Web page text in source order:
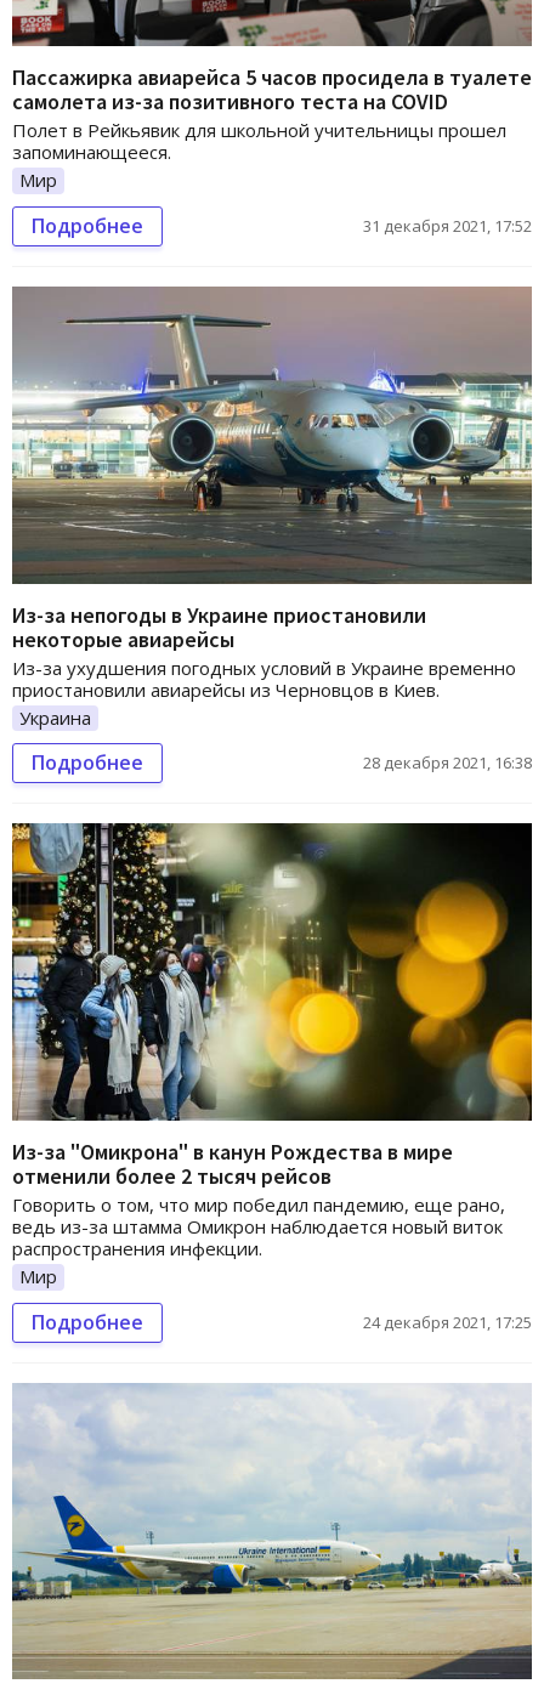
Пассажирка авиарейса 5 часов просидела в туалете
самолета из-за позитивного теста на COVID
Полет в Рейкьявик для школьной учительницы прошел
запоминающееся.
Мир
Подробнее 31 декабря 2021, 17:52
Из-за непогоды в Украине приостановили
некоторые авиарейсы
Из-за ухудшения погодных условий в Украине временно
приостановили авиарейсы из Черновцов в Киев.
Украина
Подробнее 28 декабря 2021, 16:38
Из-за "Омикрона" в канун Рождества в мире
отменили более 2 тысяч рейсов
Говорить о том, что мир победил пандемию, еще рано,
ведь из-за штамма Омикрон наблюдается новый виток
распространения инфекции.
Мир
Подробнее 24 декабря 2021, 17:25